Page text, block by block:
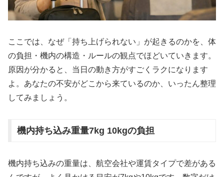
ここでは、なぜ「持ち上げられない」が起きるのかを、体
の負担・機内の構造・ルールの観点でほどいていきます。
原因が分かると、当日の動き方がすごくラクになります
よ。あなたの不安がどこから来ているのか、いったん整理
してみましょう。
機内持ち込み重量7kg 10kgの負担
機内持ち込みの重量は、航空会社や運賃タイプで差がある